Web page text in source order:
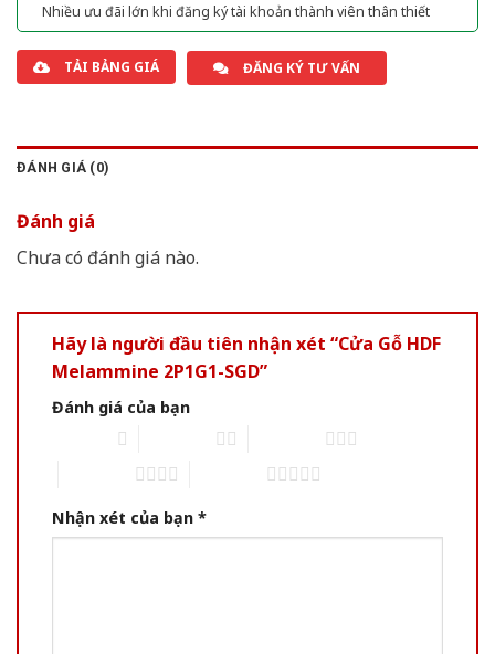
Nhiều ưu đãi lớn khi đăng ký tài khoản thành viên thân thiết
TẢI BẢNG GIÁ ĐĂNG KÝ TƯ VẤN
ĐÁNH GIÁ (0)
Đánh giá
Chưa có đánh giá nào.
Hãy là người đầu tiên nhận xét “Cửa Gỗ HDF
Melammine 2P1G1-SGD”
Đánh giá của bạn
Nhận xét của bạn *